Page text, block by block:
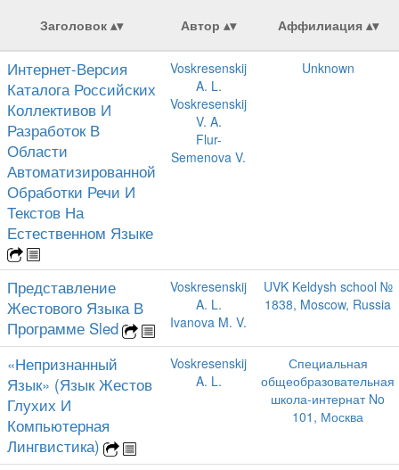
Заголовок Автор Аффилиация
Интернет-Версия
Каталога Российских
Коллективов И
Разработок В
Области
Автоматизированной
Обработки Речи И
Текстов На
Естественном Языке
Voskresenskij
A. L.
Voskresenskij
V. A.
Flur-
Semenova V.
Unknown
Представление
Жестового Языка В
Программе Sled
Voskresenskij
A. L.
Ivanova M. V.
UVK Keldysh school №
1838, Moscow, Russia
«Непризнанный
Язык» (Язык Жестов
Глухих И
Компьютерная
Лингвистика)
Voskresenskij
A. L.
Специальная
общеобразовательная
школа-интернат No
101, Москва